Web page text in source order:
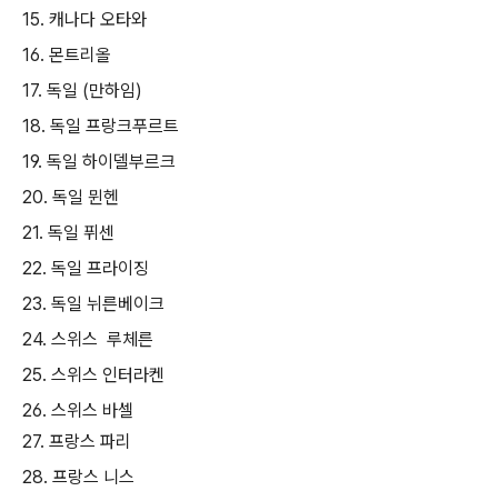
15. 캐나다 오타와
16. 몬트리올
17. 독일 (만하임)
18. 독일 프랑크푸르트
19. 독일 하이델부르크
20. 독일 뮌헨
21. 독일 퓌센
22. 독일 프라이징
23. 독일 뉘른베이크
24. 스위스 루체른
25. 스위스 인터라켄
26. 스위스 바셀
27. 프랑스 파리
28. 프랑스 니스